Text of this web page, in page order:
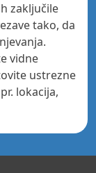
zaključile
tako, da
vidne
ustrezne
lokacija,